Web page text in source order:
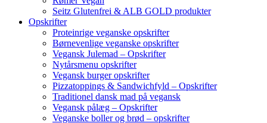
Seitz Glutenfrei & ALB GOLD produkter
Opskrifter
Proteinrige veganske opskrifter
Børnevenlige veganske opskrifter
Vegansk Julemad – Opskrifter
Nytårsmenu opskrifter
Vegansk burger opskrifter
Pizzatoppings & Sandwichfyld – Opskrifter
Traditionel dansk mad på vegansk
Vegansk pålæg – Opskrifter
Veganske boller og brød – opskrifter